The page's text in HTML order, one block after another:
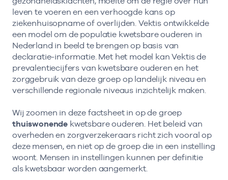
leven te voeren en een verhoogde kans op
ziekenhuisopname of overlijden. Vektis ontwikkelde
een model om de populatie kwetsbare ouderen in
Nederland in beeld te brengen op basis van
declaratie-informatie. Met het model kan Vektis de
prevalentiecijfers van kwetsbare ouderen en het
zorggebruik van deze groep op landelijk niveau en
verschillende regionale niveaus inzichtelijk maken.
Wij zoomen in deze factsheet in op de groep
thuiswonende kwetsbare ouderen. Het beleid van
overheden en zorgverzekeraars richt zich vooral op
deze mensen, en niet op de groep die in een instelling
woont. Mensen in instellingen kunnen per definitie
als kwetsbaar worden aangemerkt.